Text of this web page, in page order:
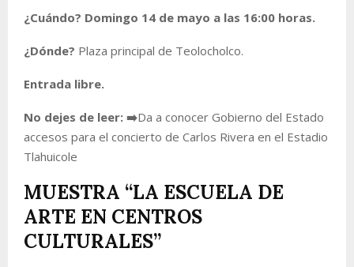
¿Cuándo? Domingo 14 de mayo a las 16:00 horas.
¿Dónde? Plaza principal de Teolocholco.
Entrada libre.
No dejes de leer: ➡️Da a conocer Gobierno del Estado
accesos para el concierto de Carlos Rivera en el Estadio
Tlahuicole
MUESTRA “LA ESCUELA DE
ARTE EN CENTROS
CULTURALES”